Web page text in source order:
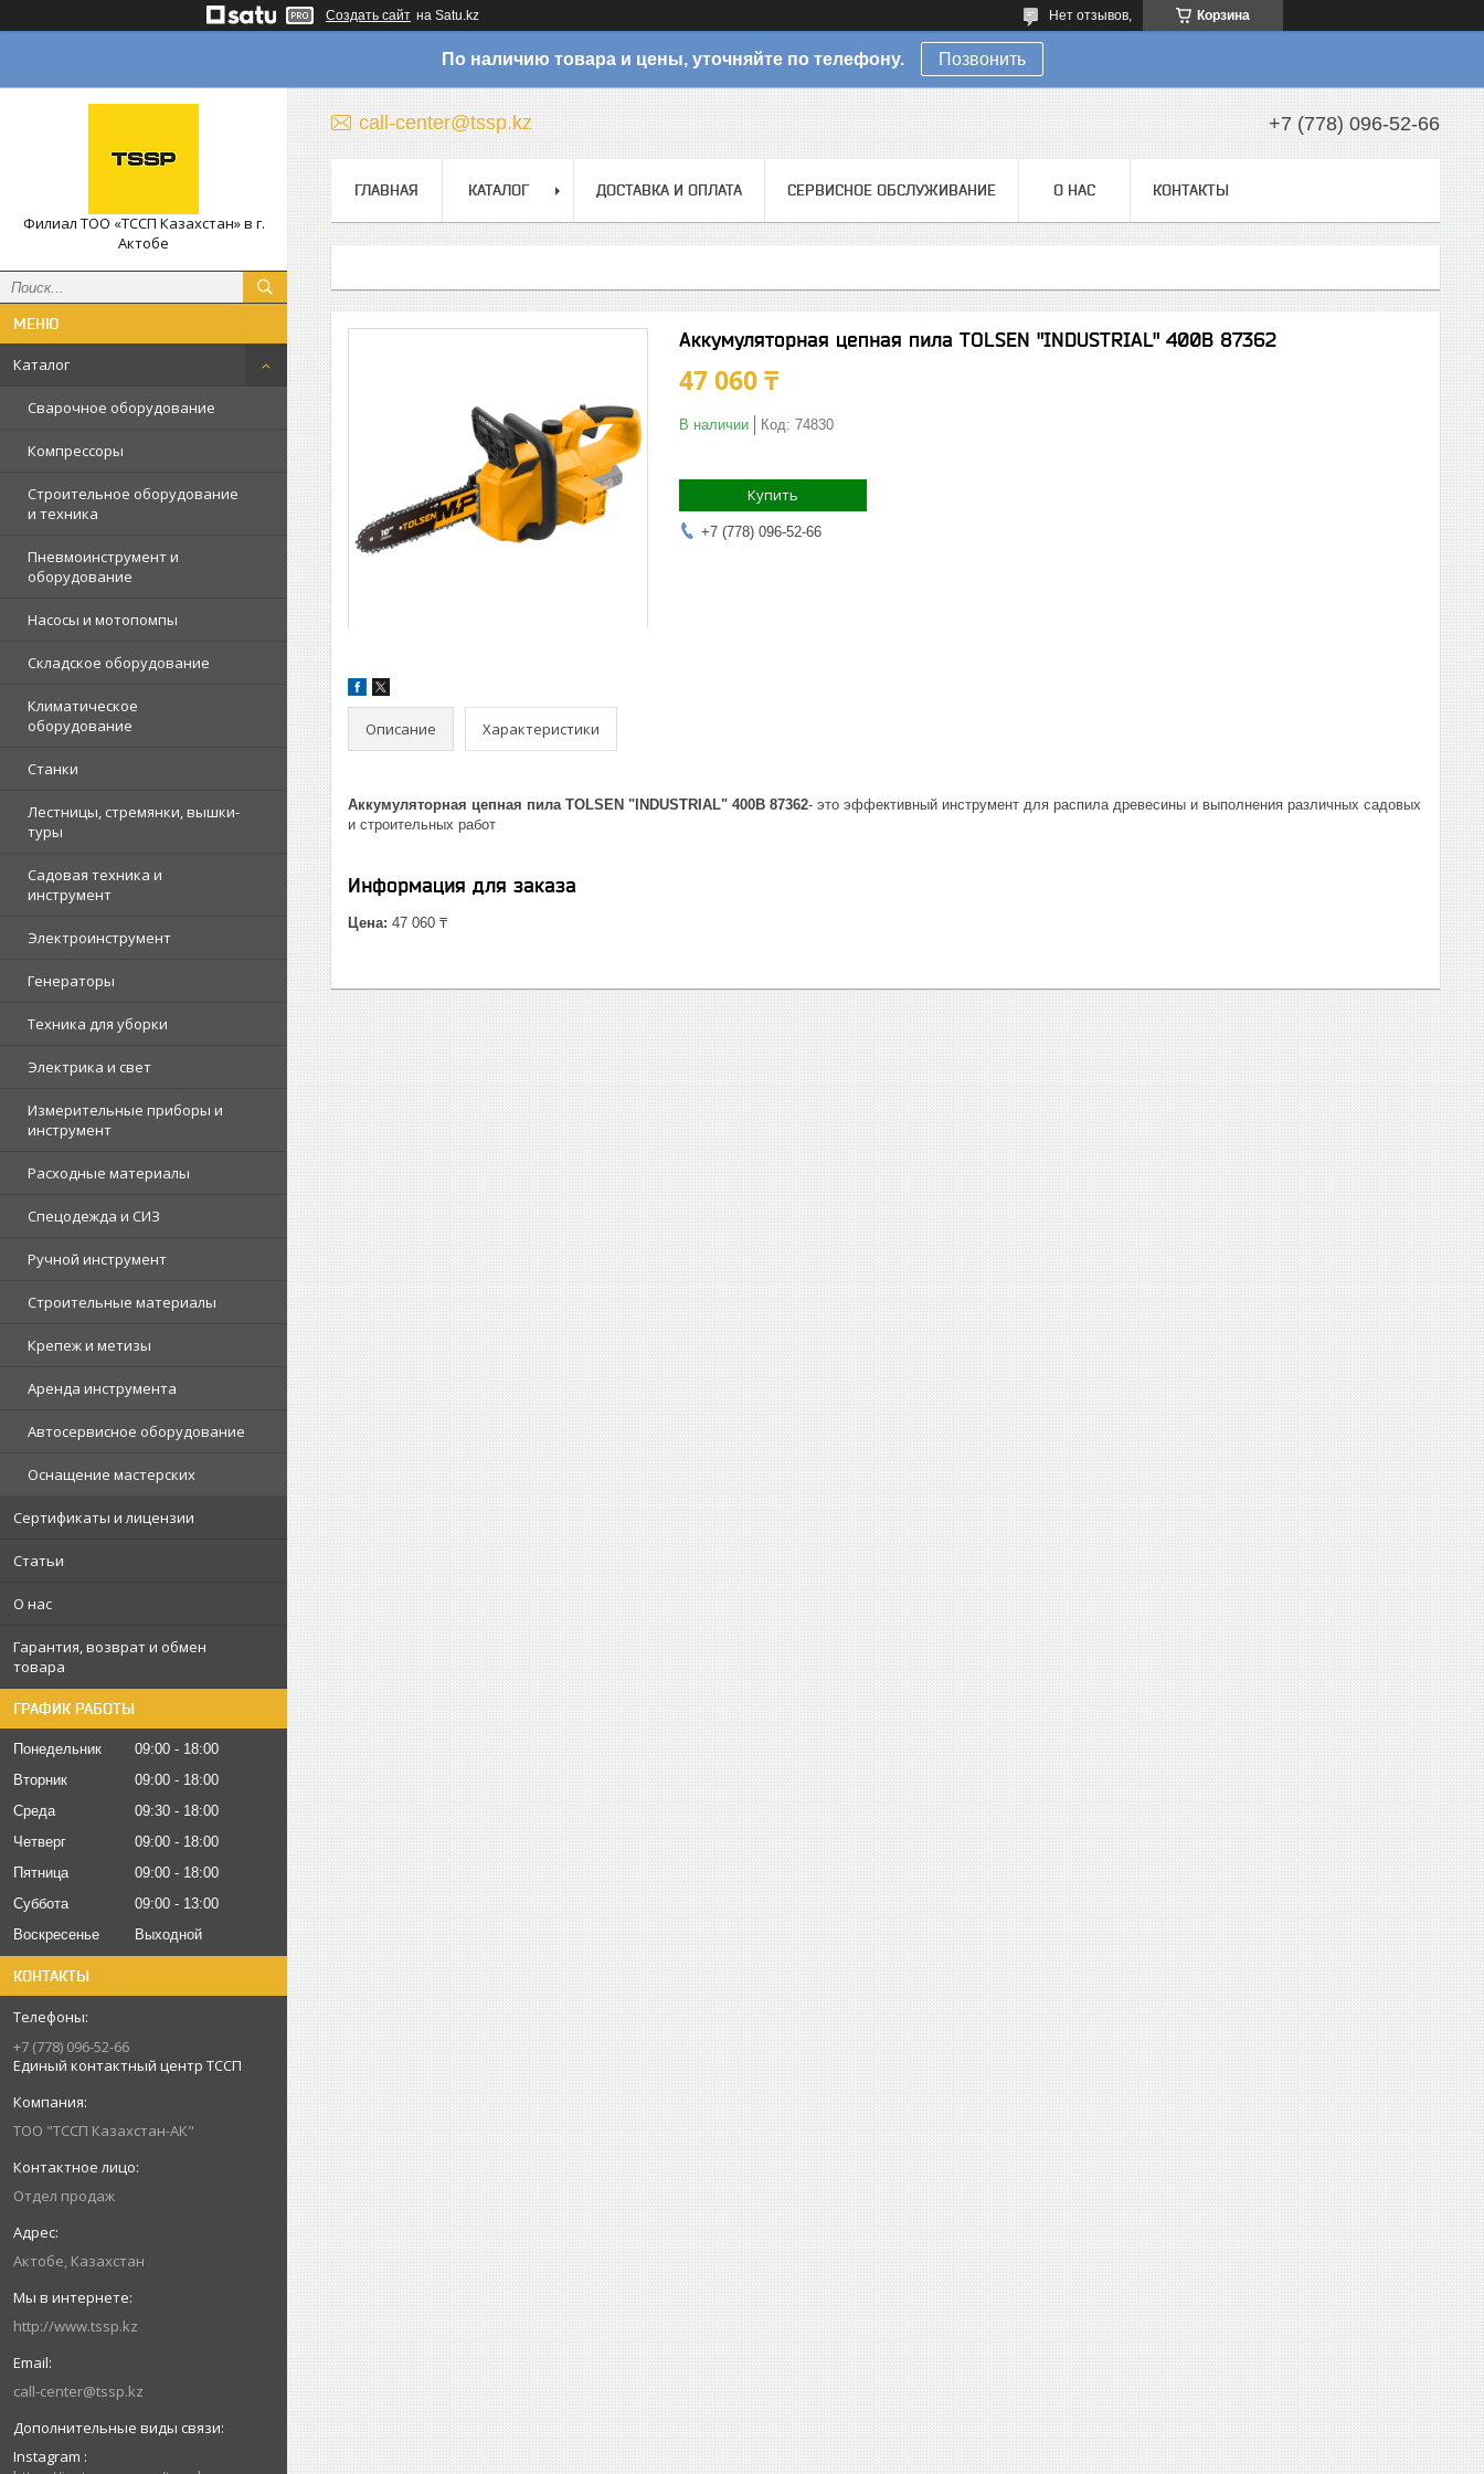
Создать сайт на Satu.kz Корзина
Нет отзывов,
По наличию товара и цены, уточняйте по телефону. Позвонить
Филиал ТОО «ТССП Казахстан» в г.
Актобе
Каталог
Сварочное оборудование
Компрессоры
Строительное оборудование
и техника
Пневмоинструмент и
оборудование
Насосы и мотопомпы
Складское оборудование
Климатическое
оборудование
Станки
Лестницы, стремянки, вышки-
туры
Садовая техника и
инструмент
Электроинструмент
Генераторы
Техника для уборки
Электрика и свет
Измерительные приборы и
инструмент
Расходные материалы
Спецодежда и СИЗ
Ручной инструмент
Строительные материалы
Крепеж и метизы
Аренда инструмента
Автосервисное оборудование
Оснащение мастерских
Сертификаты и лицензии
Статьи
О нас
Гарантия, возврат и обмен
товара
ГРАФИК РАБОТЫ
Понедельник 09:00
18:00
Вторник
09:00
18:00
Среда
09:30
18:00
Четверг
09:00
18:00
Пятница
09:00
18:00
Суббота
09:00
13:00
Воскресенье
Выходной
КОНТАКТЫ
+7 (778) 096-52-66
Единый контактный центр ТССП
ТОО "ТССП Казахстан-АК"
Отдел продаж
Актобе, Казахстан
http://www.tssp.kz
call-center@tssp.kz
Instagram
call-center@tssp.kz +7 (778) 096-52-66
ГЛАВНАЯ КАТАЛОГ ДОСТАВКА И ОПЛАТА СЕРВИСНОЕ ОБСЛУЖИВАНИЕ О НАС КОНТАКТЫ
Аккумуляторная цепная пила TOLSEN "INDUSTRIAL" 400В 87362
47 060 ₸
В наличии Код: 74830
Купить
+7 (778) 096-52-66
Описание Характеристики
Аккумуляторная цепная пила TOLSEN "INDUSTRIAL" 400В 87362- это эффективный инструмент для распила древесины и выполнения различных садовых
и строительных работ
Информация для заказа
Цена: 47 060 ₸